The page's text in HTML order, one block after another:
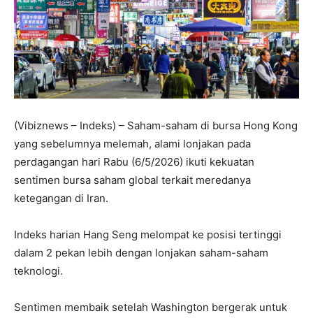
(Vibiznews – Indeks) – Saham-saham di bursa Hong Kong
yang sebelumnya melemah, alami lonjakan pada
perdagangan hari Rabu (6/5/2026) ikuti kekuatan
sentimen bursa saham global terkait meredanya
ketegangan di Iran.
Indeks harian Hang Seng melompat ke posisi tertinggi
dalam 2 pekan lebih dengan lonjakan saham-saham
teknologi.
Sentimen membaik setelah Washington bergerak untuk